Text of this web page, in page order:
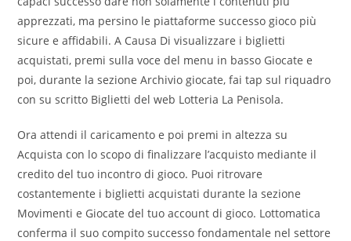
apprezzati, ma persino le piattaforme successo gioco più
sicure e affidabili. A Causa Di visualizzare i biglietti
acquistati, premi sulla voce del menu in basso Giocate e
poi, durante la sezione Archivio giocate, fai tap sul riquadro
con su scritto Biglietti del web Lotteria La Penisola.
Ora attendi il caricamento e poi premi in altezza su
Acquista con lo scopo di finalizzare l’acquisto mediante il
credito del tuo incontro di gioco. Puoi ritrovare
costantemente i biglietti acquistati durante la sezione
Movimenti e Giocate del tuo account di gioco. Lottomatica
conferma il suo compito successo fondamentale nel settore